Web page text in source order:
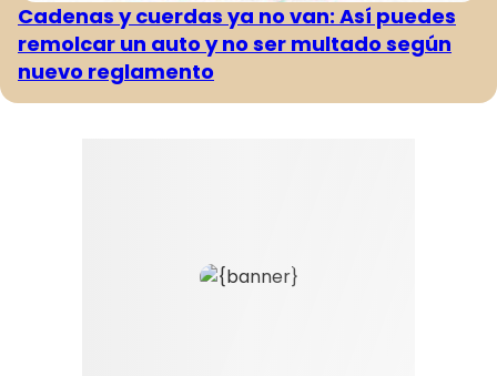
Cadenas y cuerdas ya no van: Así puedes
remolcar un auto y no ser multado según
nuevo reglamento